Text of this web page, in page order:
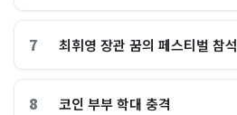
7 최휘영 장관 꿈의 페스티벌 참석
8 코인 부부 학대 충격